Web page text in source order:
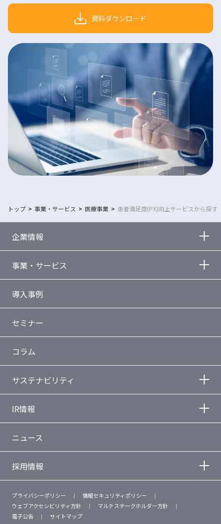
資料ダウンロード
トップ 事業・サービス 医療事業 患者満足度(PX)向上サービスから探す
企業情報
事業・サービス
導入事例
セミナー
コラム
サステナビリティ
IR情報
ニュース
採用情報
プライバシーポリシー
情報セキュリティポリシー
ウェブアクセシビリティ方針
マルチステークホルダー方針
電子公告
サイトマップ